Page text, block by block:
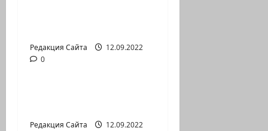
Редакция Сайта
12.09.2022
0Новости на сайте (архив)
Редакция Сайта
12.09.2022